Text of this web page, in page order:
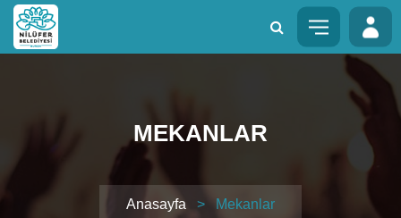
MEKANLAR
Anasayfa > Mekanlar